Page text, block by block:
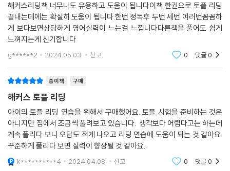
해커스리딩책 너무나도 유용하고 도움이 됩니다이책 한권으로 토플 리딩
끝내는데에는 확실히 도움이 됩니다.한번 정독후 두번 세번 여러번꼼꼼하
게 보다보면상당하게 영어실력이 느는걸 느낍니다다른책을 풀어도 쉽게
느껴지는게 신기합니다
g******2 2024.05.03. 신고 0 댓글0
종이책 구매
해커스 토플 리딩
아이의 토플 리딩 연습을 위해서 구매했어요. 토플 시험을 준비하는 것은
아니지만 집에서 조금씩 풀려보고 있습니다. 생각보다 어렵다고는 하는데
계속 풀리다 보니 오답도 적게 나오고 리딩 연습에 도움이 되는 것 같아요.
꾸준하게 풀리다 보면 실력이 향상될 것 같아요.
k**********4 2024.04.08. 신고 0 댓글0